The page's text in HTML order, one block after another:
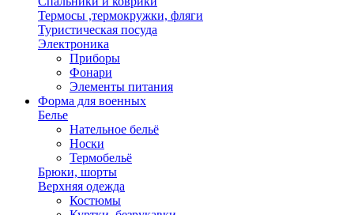
Термосы ,термокружки, фляги
Туристическая посуда
Электроника
Приборы
Фонари
Элементы питания
Форма для военных
Белье
Нательное бельё
Носки
Термобельё
Брюки, шорты
Верхняя одежда
Костюмы